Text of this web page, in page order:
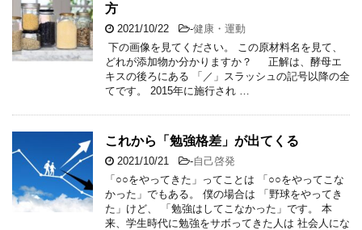
方
2021/10/22 -健康・運動
下の画像を見てください。 この原材料名を見て、
どれが添加物か分かりますか？ 正解は、酵母エ
キスの後ろにある 「／」スラッシュの記号以降の全
てです。 2015年に施行され …
これから「勉強格差」が出てくる
2021/10/21 -自己啓発
「○○をやってきた」ってことは 「○○をやってこな
かった」でもある。 僕の場合は 「野球をやってき
た」けど、 「勉強はしてこなかった」です。 本
来、学生時代に勉強をサボってきた人は 社会人にな